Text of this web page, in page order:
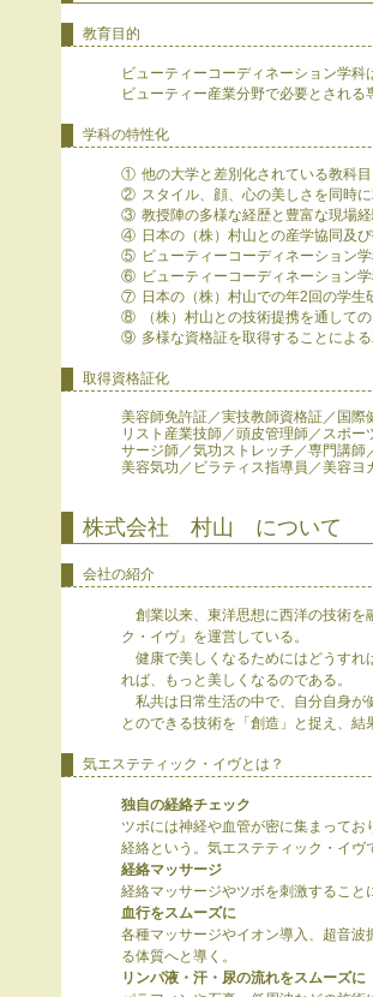
教育目的
ビューティーコーディネーション学
ビューティー産業分野で必要とされる
学科の特性化
① 他の大学と差別化されている教科
② スタイル、顔、心の美しさを同時
③ 教授陣の多様な経歴と豊富な現場
④ 日本の（株）村山との産学協同及
⑤ ビューティーコーディネーション
⑥ ビューティーコーディネーション
⑦ 日本の（株）村山での年2回の学生
⑧
（株）村山との技術提携を通して
⑨ 多様な資格証を取得することによ
取得資格証化
美容師免許証／実技教師資格証／国
リスト産業技師／頭皮管理師／スポ
サージ師／気功ストレッチ／専門講
美容気功／ビラティス指導員／美容ヨ
株式会社 村山 について
会社の紹介
創業以来、東洋思想に西洋の技術を
ク・イヴ』を運営している。
健康で美しくなるためにはどうすれ
れば、もっと美しくなるのである。
私共は日常生活の中で、自分自身が
とのできる技術を「創造」と捉え、結
気エステティック・イヴとは？
独自の経絡チェック
ツボには神経や血管が密に集まって
経絡という。気エステティック・イヴ
経絡マッサージ
経絡マッサージやツボを刺激すること
血行をスムーズに
各種マッサージやイオン導入、超音
る体質へと導く。
リンパ液・汗・尿の流れをスムーズに